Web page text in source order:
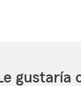
gustaría